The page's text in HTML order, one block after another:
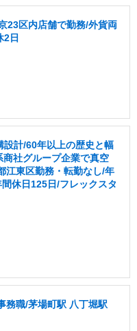
23区内店舗で勤務/外貨両
2日
設計/60年以上の歴史と幅
社グループ企業で真空
江東区勤務・転勤なし/年
休日125日/フレックスタ
務職/茅場町駅 八丁堀駅